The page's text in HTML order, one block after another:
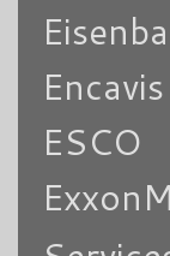
Encavis
ESCO